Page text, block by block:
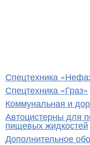
Спецтехника
Спецтехника «Граз»
Коммунальная и
Автоцистерны для
пищевых жидкостей
Дополнительное